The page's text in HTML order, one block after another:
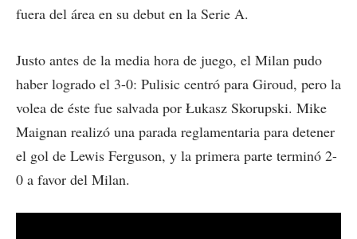
fuera del área en su debut en la Serie A.
Justo antes de la media hora de juego, el Milan pudo
haber logrado el 3-0: Pulisic centró para Giroud, pero la
volea de éste fue salvada por Łukasz Skorupski. Mike
Maignan realizó una parada reglamentaria para detener
el gol de Lewis Ferguson, y la primera parte terminó 2-
0 a favor del Milan.